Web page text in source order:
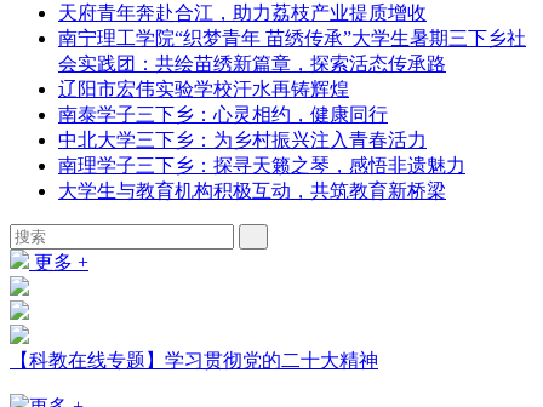
天府青年奔赴合江，助力荔枝产业提质增收
南宁理工学院“织梦青年 苗绣传承”大学生暑期三下乡社
会实践团：共绘苗绣新篇章，探索活态传承路
辽阳市宏伟实验学校汗水再铸辉煌
南泰学子三下乡：心灵相约，健康同行
中北大学三下乡：为乡村振兴注入青春活力
南理学子三下乡：探寻天籁之琴，感悟非遗魅力
大学生与教育机构积极互动，共筑教育新桥梁
更多 +
【科教在线专题】学习贯彻党的二十大精神